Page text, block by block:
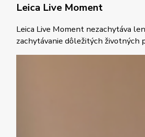
Leica Live Moment
Leica Live Moment nezachytáva
zachytávanie dôležitých životných